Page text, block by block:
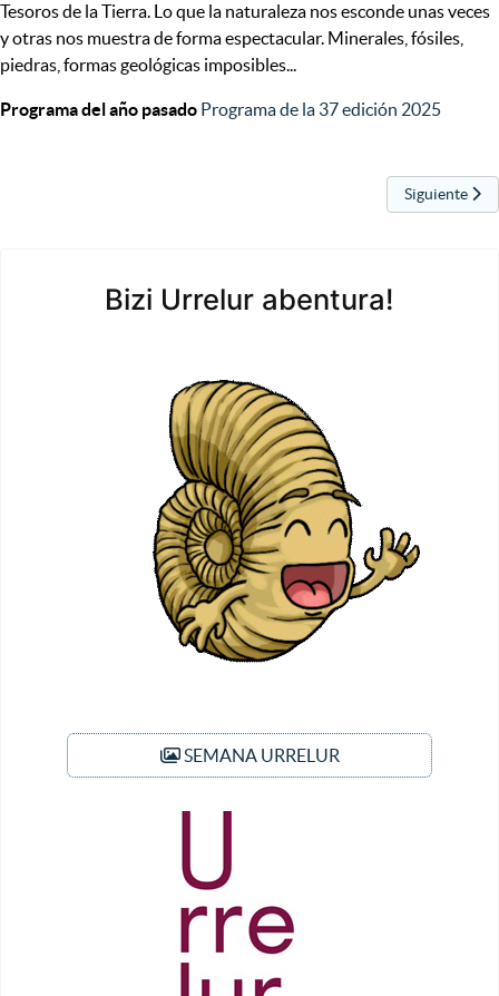
Tesoros de la Tierra. Lo que la naturaleza nos esconde unas veces
y otras nos muestra de forma espectacular. Minerales, fósiles,
piedras, formas geológicas imposibles...
Programa del año pasado Programa de la 37 edición 2025
Artículo
Siguiente
Bizi Urrelur abentura!
SEMANA URRELUR